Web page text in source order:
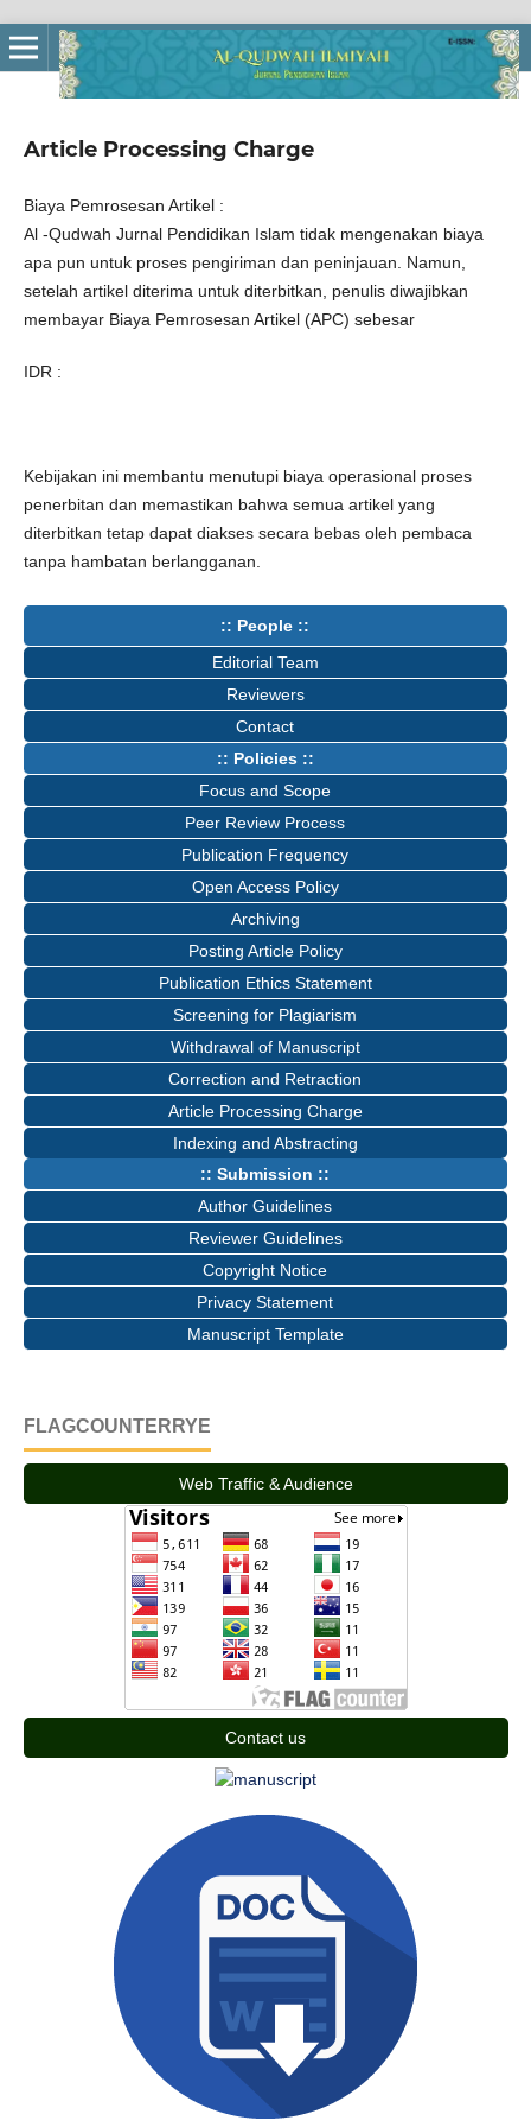
Article Processing Charge
Biaya Pemrosesan Artikel :
Al -Qudwah Jurnal Pendidikan Islam tidak mengenakan biaya
apa pun untuk proses pengiriman dan peninjauan. Namun,
setelah artikel diterima untuk diterbitkan, penulis diwajibkan
membayar Biaya Pemrosesan Artikel (APC) sebesar
IDR :
Kebijakan ini membantu menutupi biaya operasional proses
penerbitan dan memastikan bahwa semua artikel yang
diterbitkan tetap dapat diakses secara bebas oleh pembaca
tanpa hambatan berlangganan.
:: People ::
Editorial Team
Reviewers
Contact
:: Policies ::
Focus and Scope
Peer Review Process
Publication Frequency
Open Access Policy
Archiving
Posting Article Policy
Publication Ethics Statement
Screening for Plagiarism
Withdrawal of Manuscript
Correction and Retraction
Article Processing Charge
Indexing and Abstracting
:: Submission ::
Author Guidelines
Reviewer Guidelines
Copyright Notice
Privacy Statement
Manuscript Template
FLAGCOUNTERRYE
Web Traffic & Audience
Contact us